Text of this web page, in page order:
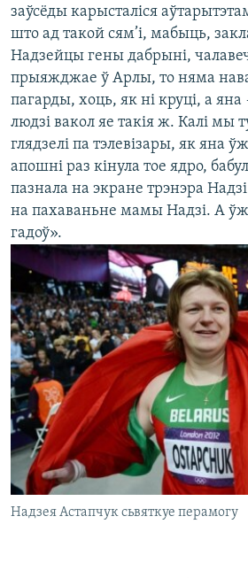
заўсёды карысталіся
што ад такой сям’і, мабыць,
Надзейцы гены дабрыні,
прыяжджае ў Арлы, то няма
пагарды, хоць, як ні круці, а
людзі вакол яе такія ж. Калі мы
глядзелі па тэлевізары, як яна
апошні раз кінула тое ядро,
пазнала на экране трэнэра
на пахаваньне мамы Надзі. А
гадоў».
Надзея Астапчук сьвяткуе перамогу